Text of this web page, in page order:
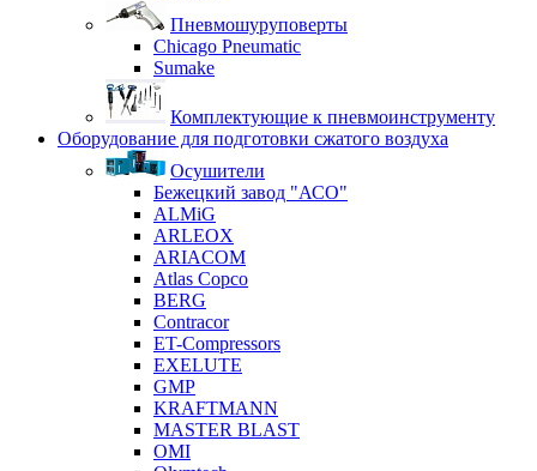
Пневмошуруповерты
Chicago Pneumatic
Sumake
Комплектующие к пневмоинструменту
Оборудование для подготовки сжатого воздуха
Осушители
Бежецкий завод "АСО"
ALMiG
ARLEOX
ARIACOM
Atlas Copco
BERG
Contracor
ET-Compressors
EXELUTE
GMP
KRAFTMANN
MASTER BLAST
OMI